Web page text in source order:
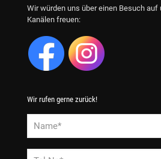
Wir würden uns über einen Besuch
Kanälen freuen:
Wir rufen gerne zurück!